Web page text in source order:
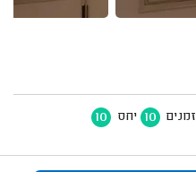
זמנים 10 יחס 10